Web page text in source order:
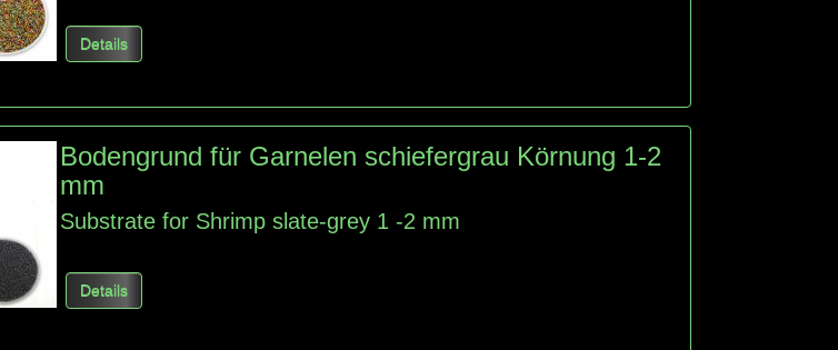
Details
Bodengrund für Garnelen schiefergrau Körnung 1-2
mm
Substrate for Shrimp slate-grey 1 -2 mm
Details